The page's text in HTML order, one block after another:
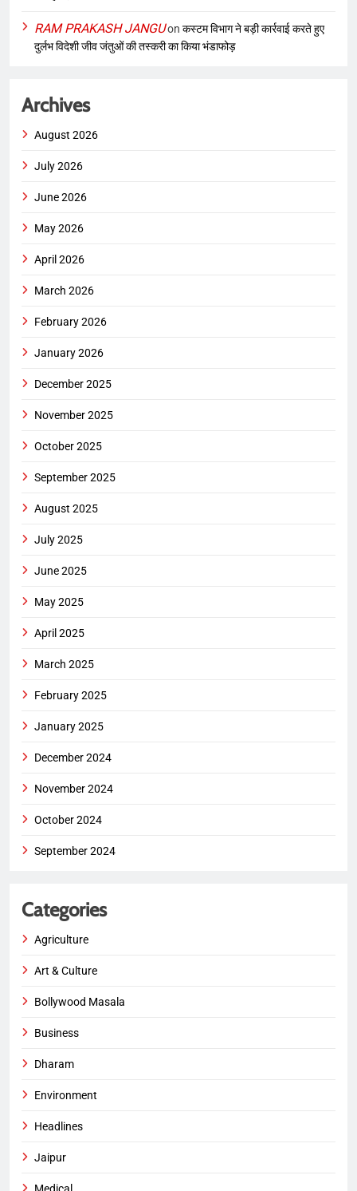
RAM PRAKASH JANGUon कस्टम विभाग ने बड़ी कार्रवाई करते हुए
दुर्लभ विदेशी जीव जंतुओं की तस्करी का किया भंडाफोड़
Archives
August 2026
July 2026
June 2026
May 2026
April 2026
March 2026
February 2026
January 2026
December 2025
November 2025
October 2025
September 2025
August 2025
July 2025
June 2025
May 2025
April 2025
March 2025
February 2025
January 2025
December 2024
November 2024
October 2024
September 2024
Categories
Agriculture
Art & Culture
Bollywood Masala
Business
Dharam
Environment
Headlines
Jaipur
Medical